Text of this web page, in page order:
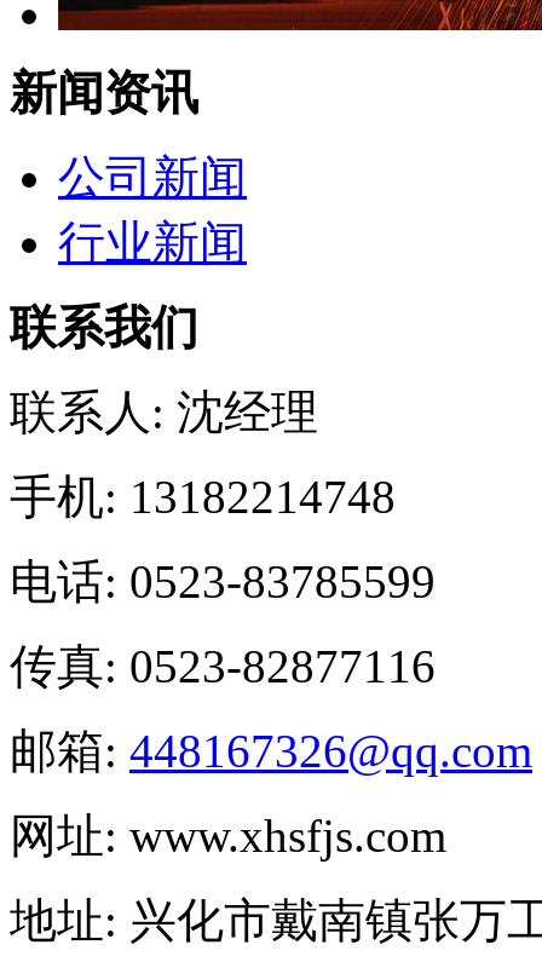
新闻资讯
公司新闻
行业新闻
联系我们
联系人: 沈经理
手机: 13182214748
电话: 0523-83785599
传真: 0523-82877116
邮箱: 448167326@qq.com
网址: www.xhsfjs.com
地址: 兴化市戴南镇张万